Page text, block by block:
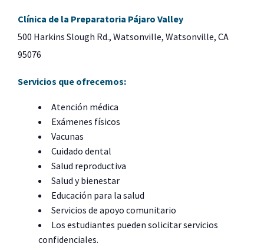
Clínica de la Preparatoria Pájaro Valley
500 Harkins Slough Rd., Watsonville, Watsonville, CA
95076
Servicios que ofrecemos:
Atención médica
Exámenes físicos
Vacunas
Cuidado dental
Salud reproductiva
Salud y bienestar
Educación para la salud
Servicios de apoyo comunitario
Los estudiantes pueden solicitar servicios
confidenciales.